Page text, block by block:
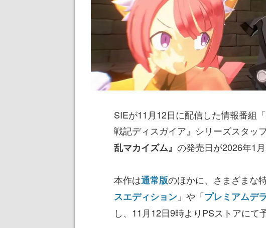
SIEが11月12日に配信した情報番組
戦記ディスガイア』シリーズスタッ
乱マカイズム』 の発売日が2026年1
本作は通常版のほかに、さまざまな
スエディション 」や「プレミアムデ
し、11月12日9時よりPSストアにて